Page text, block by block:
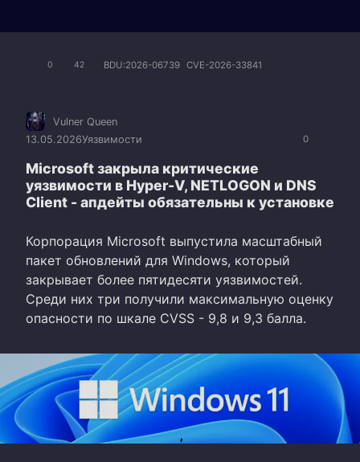
0 42 BDU:2026-06739 CVE-2026-33841
0
Vulner Queen
13.05.2026Уязвимости
Microsoft закрыла критические
уязвимости в Hyper-V, NETLOGON и DNS
Client - апдейты обязательны к установке
Корпорация Microsoft выпустила масштабный
пакет обновлений для Windows, который
закрывает более пятидесяти уязвимостей.
Среди них три получили максимальную оценку
опасности по шкале CVSS - 9,8 и 9,3 балла.